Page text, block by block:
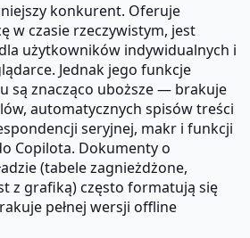
konkurent. Oferuje
w czasie rzeczywistym, jest
użytkowników indywidualnych i
Jednak jego funkcje
są znacząco uboższe — brakuje
automatycznych spisów treści
seryjnej, makr i funkcji
Copilota. Dokumenty o
(tabele zagnieżdżone,
z grafiką) często formatują się
pełnej wersji offline